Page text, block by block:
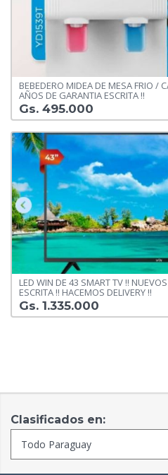
BEBEDERO MIDEA DE MESA FRIO /
AÑOS DE GARANTIA ESCRITA !!
Gs. 495.000
LED WIN DE 43 SMART TV !!
ESCRITA !! HACEMOS DELIVERY !!
Gs. 1.335.000
Clasificados en: